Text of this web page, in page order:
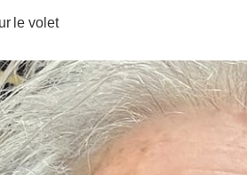
le volet